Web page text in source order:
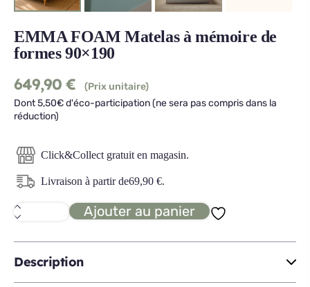
EMMA FOAM Matelas à mémoire de
formes 90×190
649,90 €
(Prix unitaire)
Dont 5,50€ d'éco-participation (ne sera pas compris dans la
réduction)
Click&Collect gratuit en magasin.
Livraison à partir de69,90 €.
quantité
de
FOAM
Matelas
à
mémoire
Ajouter au panier
Description